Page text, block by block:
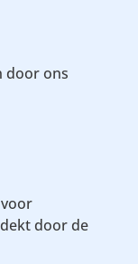
door ons
door de